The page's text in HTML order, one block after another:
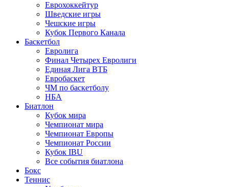
Еврохоккейтур
Шведские игры
Чешские игры
Кубок Первого Канала
Баскетбол
Евролига
Финал Четырех Евролиги
Единая Лига ВТБ
Евробаскет
ЧМ по баскетболу
НБА
Биатлон
Кубок мира
Чемпионат мира
Чемпионат Европы
Чемпионат России
Кубок IBU
Все события биатлона
Бокс
Теннис